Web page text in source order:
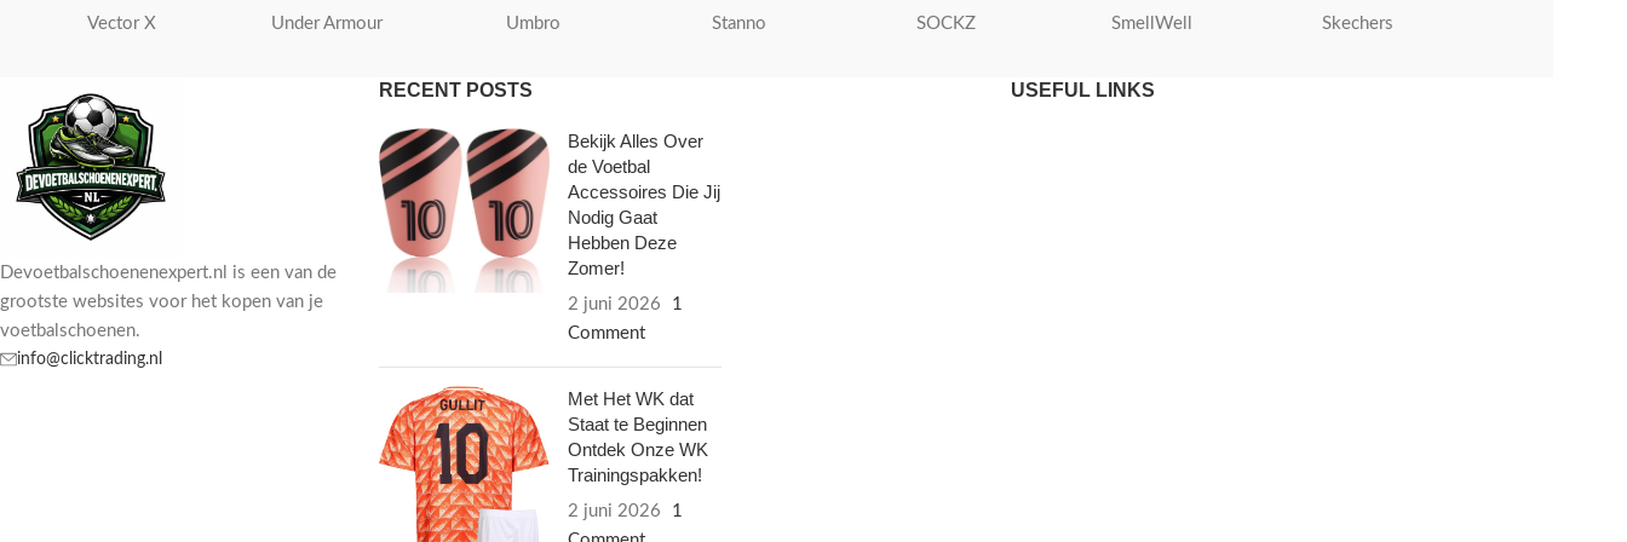
Vector X Under Armour Umbro Stanno SOCKZ SmellWell Skechers
Devoetbalschoenenexpert.nl is een van de
grootste websites voor het kopen van je
voetbalschoenen.
info@clicktrading.nl
RECENT POSTS
Bekijk Alles Over
de Voetbal
Accessoires Die Jij
Nodig Gaat
Hebben Deze
Zomer!
2 juni 2026
1
Comment
Met Het WK dat
Staat te Beginnen
Ontdek Onze WK
Trainingspakken!
2 juni 2026
1
USEFUL LINKS